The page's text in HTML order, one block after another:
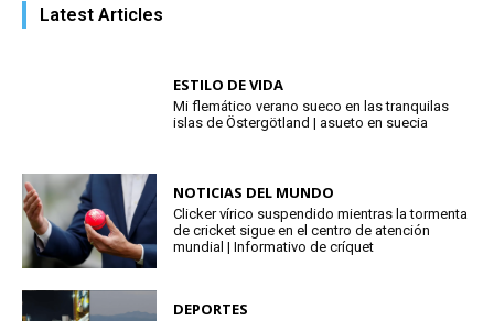
Latest Articles
ESTILO DE VIDA
Mi flemático verano sueco en las tranquilas
islas de Östergötland | asueto en suecia
NOTICIAS DEL MUNDO
Clicker vírico suspendido mientras la tormenta
de cricket sigue en el centro de atención
mundial | Informativo de críquet
DEPORTES